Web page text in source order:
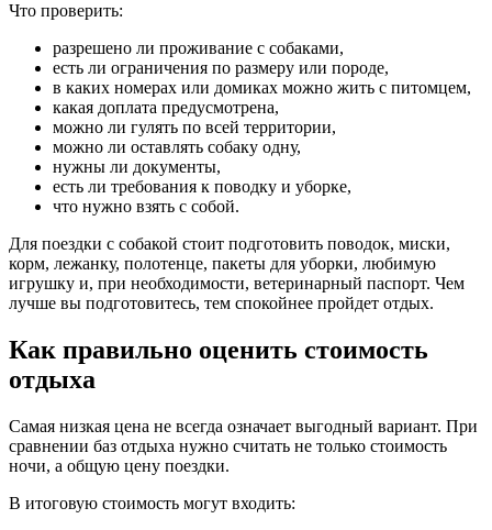
Что проверить:
разрешено ли проживание с собаками,
есть ли ограничения по размеру или породе,
в каких номерах или домиках можно жить с питомцем,
какая доплата предусмотрена,
можно ли гулять по всей территории,
можно ли оставлять собаку одну,
нужны ли документы,
есть ли требования к поводку и уборке,
что нужно взять с собой.
Для поездки с собакой стоит подготовить поводок, миски,
корм, лежанку, полотенце, пакеты для уборки, любимую
игрушку и, при необходимости, ветеринарный паспорт. Чем
лучше вы подготовитесь, тем спокойнее пройдет отдых.
Как правильно оценить стоимость
отдыха
Самая низкая цена не всегда означает выгодный вариант. При
сравнении баз отдыха нужно считать не только стоимость
ночи, а общую цену поездки.
В итоговую стоимость могут входить: